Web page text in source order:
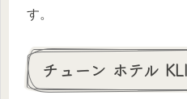
す。
チューン ホテル